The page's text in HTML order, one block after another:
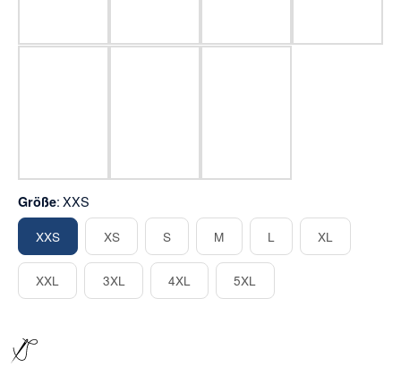
dunkelgrün karibikblau royal navy
bordeaux anthrazit
schwarz
Größe XXS
XXSXXS XSXS SS MM L XL
XXL 3XL 4XL 5XL